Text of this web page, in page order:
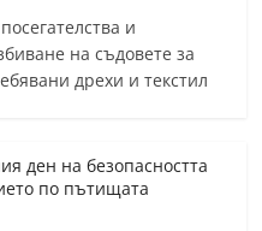
и
на съдовете за
дрехи и текстил
ден на безопасността
по пътищата